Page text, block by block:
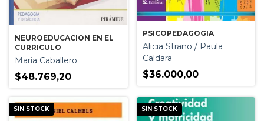
NEUROEDUCACION EN EL
CURRICULO
Maria Caballero
$48.769,20
PSICOPEDAGOGIA
Alicia Strano / Paula
Caldara
$36.000,00
SIN STOCK SIN STOCK